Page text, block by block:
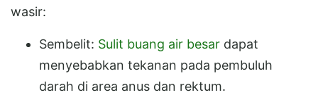
wasir:
Sembelit: Sulit buang air besar dapat
menyebabkan tekanan pada pembuluh
darah di area anus dan rektum.